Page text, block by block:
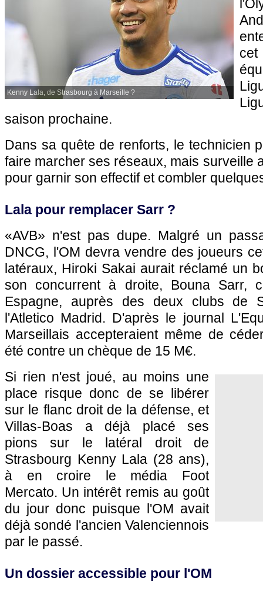
Kenny Lala, de Strasbourg à Marseille ?
cet
saison prochaine.
Dans sa quête de renforts, le technicien
faire marcher ses réseaux, mais surveille
pour garnir son effectif et combler
Lala pour remplacer Sarr ?
«AVB» n'est pas dupe. Malgré un
DNCG, l'OM devra vendre des joueurs
latéraux, Hiroki Sakai aurait réclamé un
son concurrent à droite, Bouna Sarr,
Espagne, auprès des deux clubs de
l'Atletico Madrid. D'après le journal
Marseillais accepteraient même de
été contre un chèque de 15 M€.
Si rien n'est joué, au moins une
place risque donc de se libérer
sur le flanc droit de la défense, et
Villas-Boas a déjà placé ses
pions sur le latéral droit de
Strasbourg Kenny Lala (28 ans),
à en croire le média Foot
Mercato. Un intérêt remis au goût
du jour donc puisque l'OM avait
déjà sondé l'ancien Valenciennois
par le passé.
Un dossier accessible pour l'OM